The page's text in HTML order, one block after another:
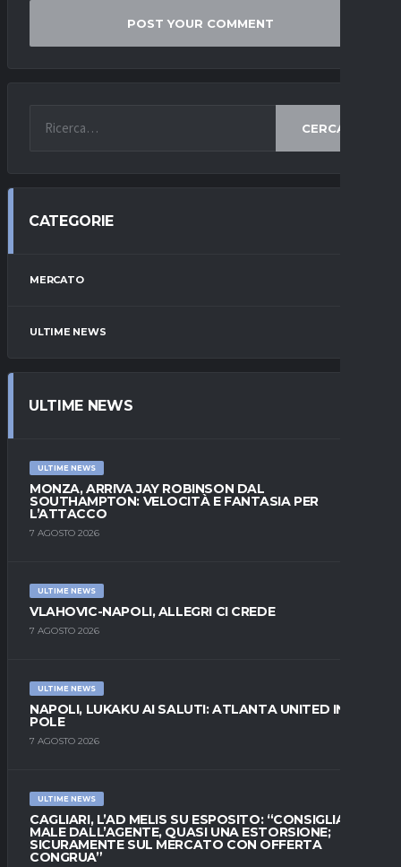
CERCA
CATEGORIE
MERCATO
ULTIME NEWS
ULTIME NEWS
ULTIME NEWS
MONZA, ARRIVA JAY ROBINSON DAL
SOUTHAMPTON: VELOCITÀ E FANTASIA PER
L’ATTACCO
7 AGOSTO 2026
ULTIME NEWS
VLAHOVIC-NAPOLI, ALLEGRI CI CREDE
7 AGOSTO 2026
ULTIME NEWS
NAPOLI, LUKAKU AI SALUTI: ATLANTA UNITED IN
POLE
7 AGOSTO 2026
ULTIME NEWS
CAGLIARI, L’AD MELIS SU ESPOSITO: “CONSIGLIATO
MALE DALL’AGENTE, QUASI UNA ESTORSIONE;
SICURAMENTE SUL MERCATO CON OFFERTA
CONGRUA”